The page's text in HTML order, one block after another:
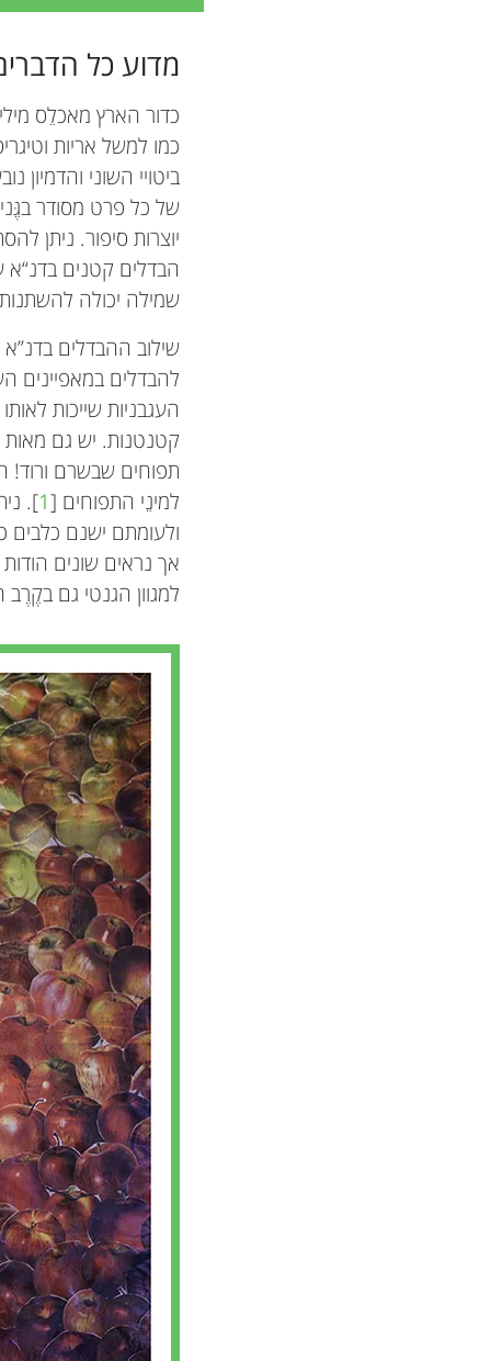
מדוע כל
כדור הארץ מאכלֵס
כמו למשל אריות
ביטויי השוני והדמיון
של כל פרט מסודר
יוצרות סיפור. ניתן
הבדלים קטנים בדנ“א
שמילה יכולה
שילוב ההבדלים
להבדלים במאפיינים
העגבניות שייכות
קטנטנות. יש גם מאות
תפוחים שבשרם ורוד!
למינֵי התפוחים [1
].
ולעומתם ישנם
אך נראים שונים
למגוון הגנטי גם